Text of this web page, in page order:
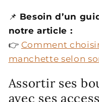
📌 Besoin d’un
notre article :
👉 Comment
manchette selon
Assortir ses
avec ses